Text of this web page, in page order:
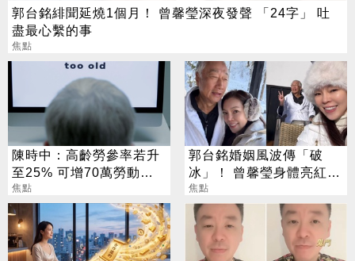
郭台銘緋聞延燒1個月！ 曾馨瑩深夜發聲 「24字」 吐
盡最心繫的事
焦點
陳時中：高齡勞參率若升
至25% 可增70萬勞動人
口
焦點
郭台銘婚姻風波傳「破
冰」！ 曾馨瑩身體亮紅燈
18年婚姻驚傳出現轉機
焦點